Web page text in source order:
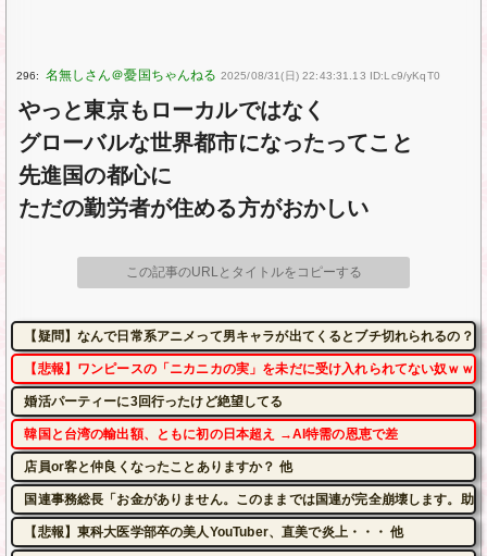
296: 2025/08/31(日) 22:43:31.13 ID:Lc9/yKqT0
やっと東京もローカルではなく
グローバルな世界都市になったってこと
先進国の都心に
ただの勤労者が住める方がおかしい
この記事のURLとタイトルをコピーする
【疑問】なんで日常系アニメって男キャラが出てくるとブチ切れられるの？
【悲報】ワンピースの「ニカニカの実」を未だに受け入れられてない奴ｗｗ
婚活パーティーに3回行ったけど絶望してる
韓国と台湾の輸出額、ともに初の日本超え →AI特需の恩恵で差
店員or客と仲良くなったことありますか？ 他
国連事務総長「お金がありません。このままでは国連が完全崩壊します。助
【悲報】東科大医学部卒の美人YouTuber、直美で炎上・・・ 他